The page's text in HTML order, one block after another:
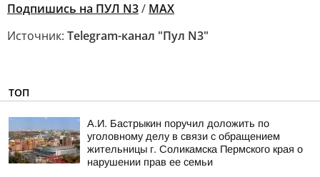
Подпишись на ПУЛ N3/ MAX
Источник: Telegram-канал "Пул N3"
ТОП
А.И. Бастрыкин поручил доложить по
уголовному делу в связи с обращением
жительницы г. Соликамска Пермского края о
нарушении прав ее семьи